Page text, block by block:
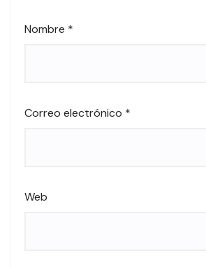
Nombre *
Correo electrónico *
Web